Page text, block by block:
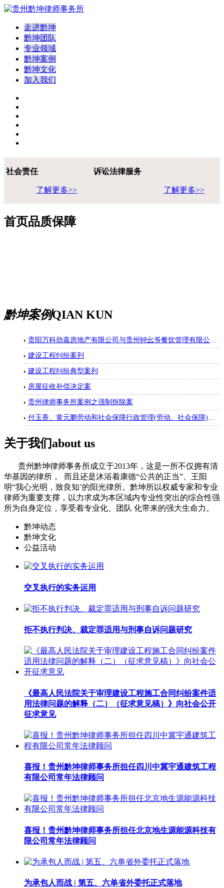
走进黔坤
黔坤团队
专业领域
黔坤案例
黔坤文化
加入我们
社会责任
了解更多>>
诉讼法律服务
了解更多>>
首页品质保障
黔坤案例QIAN KUN
贵阳万科劲嘉房地产有限公司与贵州钟幺爷餐饮管理有限公司房屋租赁合同纠纷一审民事判决书
建设工程纠纷案列
建设工程纠纷典型案列
房屋征收补偿决定案
贵州律师事务所案例之强制拆除案
付玉香、黄元鹏劳动和社会保障行政管理(劳动、社会保障)二审行政判决书
关于我们about us
贵州黔坤律师事务所成立于2013年，这是一所不仅拥有清
华基因的律所， 而且还是沐浴着康德“公共的正当”、王阳
明“我心光明，致良知’的阳光律所。黔坤所以权威专家和专业
律师为重要支撑，以力求成为本区域内专业性突出的综合性强
所为自身定位，享受着专业化、团队 化带来的强大生命力。
黔坤动态
黔坤文化
公益活动
交叉执行的实务运用
拒不执行判决、裁定罪适用与刑事自诉问题研究
《最高人民法院关于审理建设工程施工合同纠纷案件适
用法律问题的解释（二）（征求意见稿）》向社会公开
征求意见
喜报！贵州黔坤律师事务所担任四川中冀宇通建筑工程
有限公司常年法律顾问
喜报！贵州黔坤律师事务所担任北京地生源能源科技有
限公司常年法律顾问
为承包人而战 | 第五、六单省外委托正式落地